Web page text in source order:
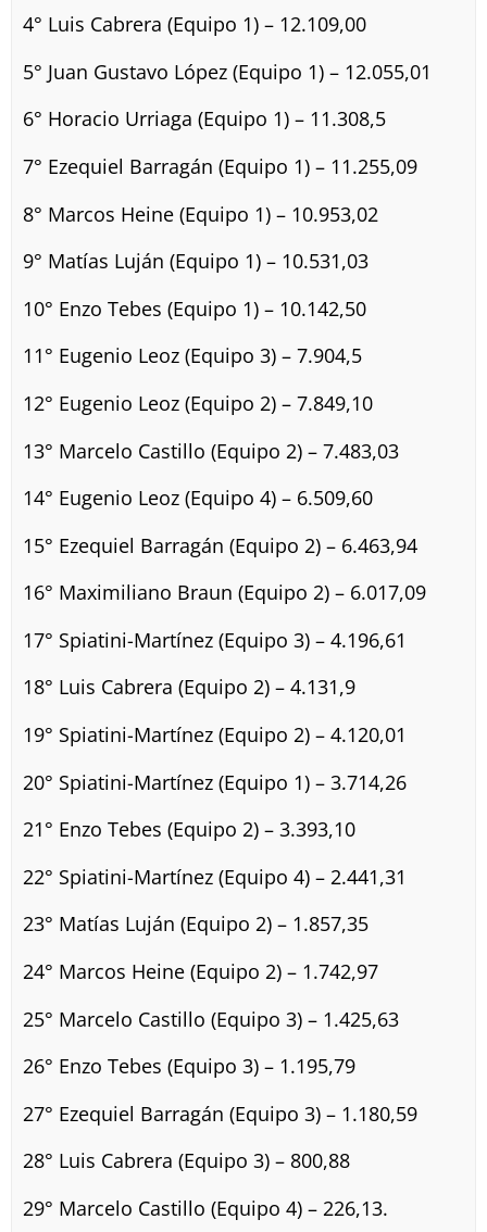
4° Luis Cabrera (Equipo 1) – 12.109,00
5° Juan Gustavo López (Equipo 1) – 12.055,01
6° Horacio Urriaga (Equipo 1) – 11.308,5
7° Ezequiel Barragán (Equipo 1) – 11.255,09
8° Marcos Heine (Equipo 1) – 10.953,02
9° Matías Luján (Equipo 1) – 10.531,03
10° Enzo Tebes (Equipo 1) – 10.142,50
11° Eugenio Leoz (Equipo 3) – 7.904,5
12° Eugenio Leoz (Equipo 2) – 7.849,10
13° Marcelo Castillo (Equipo 2) – 7.483,03
14° Eugenio Leoz (Equipo 4) – 6.509,60
15° Ezequiel Barragán (Equipo 2) – 6.463,94
16° Maximiliano Braun (Equipo 2) – 6.017,09
17° Spiatini-Martínez (Equipo 3) – 4.196,61
18° Luis Cabrera (Equipo 2) – 4.131,9
19° Spiatini-Martínez (Equipo 2) – 4.120,01
20° Spiatini-Martínez (Equipo 1) – 3.714,26
21° Enzo Tebes (Equipo 2) – 3.393,10
22° Spiatini-Martínez (Equipo 4) – 2.441,31
23° Matías Luján (Equipo 2) – 1.857,35
24° Marcos Heine (Equipo 2) – 1.742,97
25° Marcelo Castillo (Equipo 3) – 1.425,63
26° Enzo Tebes (Equipo 3) – 1.195,79
27° Ezequiel Barragán (Equipo 3) – 1.180,59
28° Luis Cabrera (Equipo 3) – 800,88
29° Marcelo Castillo (Equipo 4) – 226,13.